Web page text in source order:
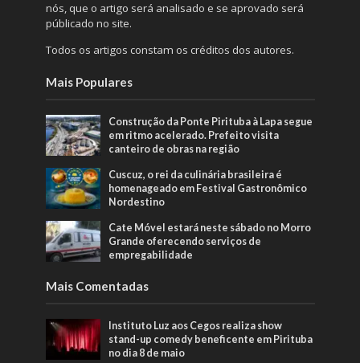
nós, que o artigo será analisado e se aprovado será
públicado no site.
Todos os artigos constam os créditos dos autores.
Mais Populares
Construção da Ponte Pirituba à Lapa segue
em ritmo acelerado. Prefeito visita
canteiro de obras na região
Cuscuz, o rei da culinária brasileira é
homenageado em Festival Gastronômico
Nordestino
Cate Móvel estará neste sábado no Morro
Grande oferecendo serviços de
empregabilidade
Mais Comentadas
Instituto Luz aos Cegos realiza show
stand-up comedy beneficente em Pirituba
no dia 8 de maio